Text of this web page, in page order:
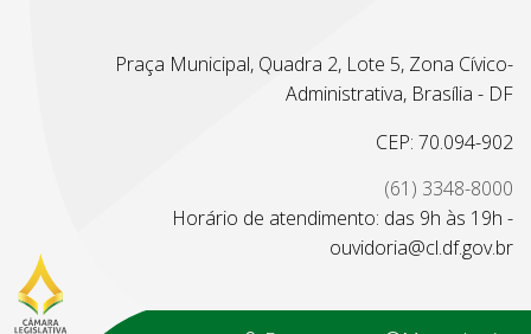
Praça Municipal, Quadra 2, Lote 5, Zona Cívico-
Administrativa, Brasília - DF
CEP: 70.094-902
(61) 3348-8000
Horário de atendimento: das 9h às 19h -
ouvidoria@cl.df.gov.br